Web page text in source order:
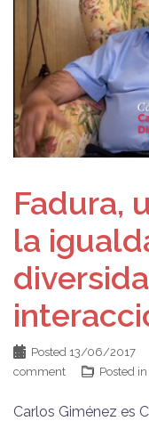
Fadura,
la
Posted 13/06/2017
comment
Posted in
Carlos Giménez es